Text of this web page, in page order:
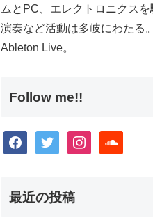
ムとPC、エレクトロニクス
演奏など活動は多岐にわたる
Ableton Live。
Follow me!!
facebooktwitter instagramsoundcloud
最近の投稿